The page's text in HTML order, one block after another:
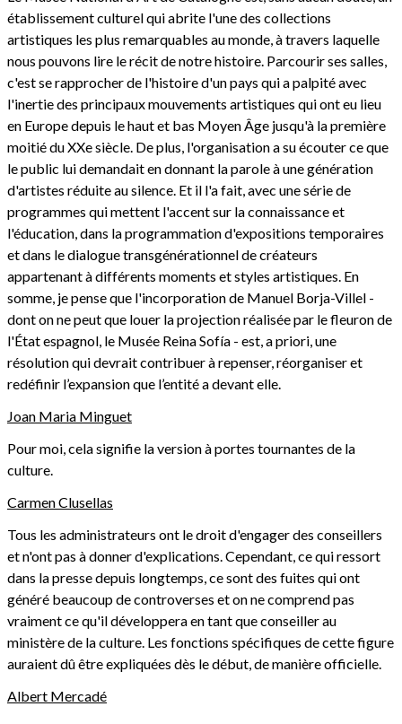
établissement culturel qui abrite l'une des collections
artistiques les plus remarquables au monde, à travers laquelle
nous pouvons lire le récit de notre histoire. Parcourir ses salles,
c'est se rapprocher de l'histoire d'un pays qui a palpité avec
l'inertie des principaux mouvements artistiques qui ont eu lieu
en Europe depuis le haut et bas Moyen Âge jusqu'à la première
moitié du XXe siècle. De plus, l'organisation a su écouter ce que
le public lui demandait en donnant la parole à une génération
d'artistes réduite au silence. Et il l'a fait, avec une série de
programmes qui mettent l'accent sur la connaissance et
l'éducation, dans la programmation d'expositions temporaires
et dans le dialogue transgénérationnel de créateurs
appartenant à différents moments et styles artistiques. En
somme, je pense que l'incorporation de Manuel Borja-Villel -
dont on ne peut que louer la projection réalisée par le fleuron de
l'État espagnol, le Musée Reina Sofía - est, a priori, une
résolution qui devrait contribuer à repenser, réorganiser et
redéfinir l’expansion que l’entité a devant elle.
Joan Maria Minguet
Pour moi, cela signifie la version à portes tournantes de la
culture.
Carmen Clusellas
Tous les administrateurs ont le droit d'engager des conseillers
et n'ont pas à donner d'explications. Cependant, ce qui ressort
dans la presse depuis longtemps, ce sont des fuites qui ont
généré beaucoup de controverses et on ne comprend pas
vraiment ce qu'il développera en tant que conseiller au
ministère de la culture. Les fonctions spécifiques de cette figure
auraient dû être expliquées dès le début, de manière officielle.
Albert Mercadé